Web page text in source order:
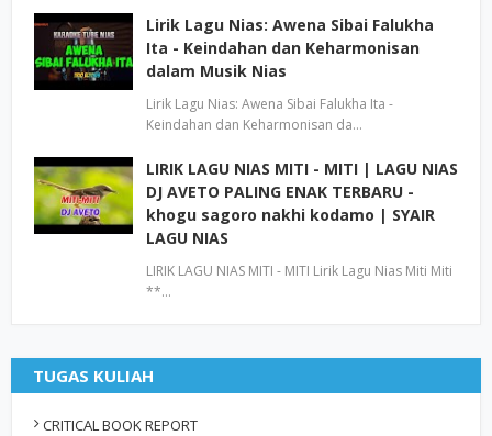
Lirik Lagu Nias: Awena Sibai Falukha
Ita - Keindahan dan Keharmonisan
dalam Musik Nias
Lirik Lagu Nias: Awena Sibai Falukha Ita -
Keindahan dan Keharmonisan da…
LIRIK LAGU NIAS MITI - MITI | LAGU NIAS
DJ AVETO PALING ENAK TERBARU -
khogu sagoro nakhi kodamo | SYAIR
LAGU NIAS
LIRIK LAGU NIAS MITI - MITI Lirik Lagu Nias Miti Miti
**…
TUGAS KULIAH
CRITICAL BOOK REPORT